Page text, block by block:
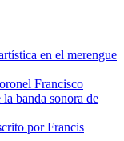
en el merengue
Francisco
banda sonora de
por Francis